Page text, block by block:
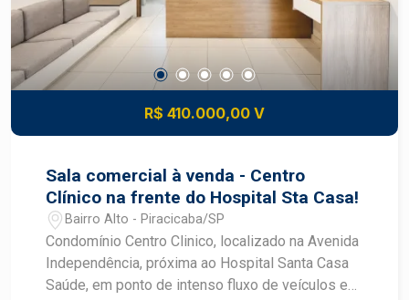
R$ 410.000,00 V
Sala comercial à venda - Centro
Clínico na frente do Hospital Sta Casa!
Bairro Alto - Piracicaba/SP
Condomínio Centro Clinico, localizado na Avenida
Independência, próxima ao Hospital Santa Casa
Saúde, em ponto de intenso fluxo de veículos e